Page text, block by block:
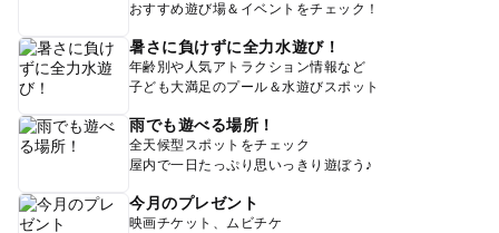
おすすめ遊び場＆イベントをチェック！
暑さに負けずに全力水遊び！
年齢別や人気アトラクション情報など
子ども大満足のプール＆水遊びスポット
雨でも遊べる場所！
全天候型スポットをチェック
屋内で一日たっぷり思いっきり遊ぼう♪
今月のプレゼント
映画チケット、ムビチケ